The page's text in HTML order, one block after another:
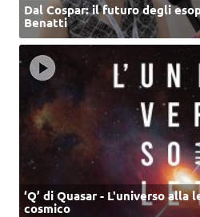
Dal Cospar: il futuro degli
Benatti
‘Q’ di Quasar - L'universo
cosmico